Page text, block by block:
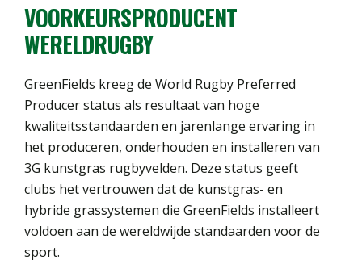
VOORKEURSPRODUCENT
WERELDRUGBY
GreenFields kreeg de World Rugby Preferred
Producer status als resultaat van hoge
kwaliteitsstandaarden en jarenlange ervaring in
het produceren, onderhouden en installeren van
3G kunstgras rugbyvelden. Deze status geeft
clubs het vertrouwen dat de kunstgras- en
hybride grassystemen die GreenFields installeert
voldoen aan de wereldwijde standaarden voor de
sport.